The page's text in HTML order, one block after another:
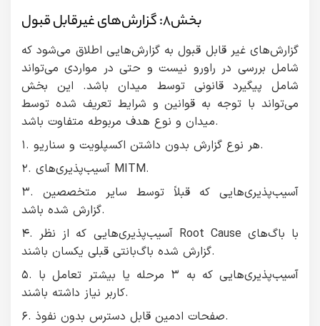
بخش۸: گزارش‌های غيرقابل قبول
گزارش‌های غیر قابل قبول به گزارش‌هایی اطلاق می‌شود که
شامل بررسی در راورو نیست و حتی در مواردی می‌تواند
شامل پیگیرد قانونی توسط میدان باشد. این بخش
می‌تواند با توجه به قوانین و شرایط تعریف شده توسط
میدان و نوع هدف مربوطه متفاوت باشد.
۱. هر نوع گزارش بدون داشتن اکسپلویت و سناریو.
۲. آسیب‌پذیری‌های MITM.
۳. آسیب‌پذیری‌هایی که قبلاً توسط سایر متخصصین
گزارش شده باشد.
۴. آسیب‌پذیری‌هایی که از نظر Root Cause با باگ‌های
گزارش شده باگ‌بانتی قبلی یکسان باشند.
۵. آسیب‌پذیری‌هایی که به ۳ مرحله یا بیشتر تعامل با
کاربر نیاز داشته باشند.
۶. صفحات ادمین قابل دسترس بدون نفوذ.